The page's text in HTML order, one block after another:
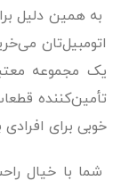
به همین دلیل
اتومبیل‌تان
یک مجموعه
تأمین‌کننده
خوبی برای
شما با خیال